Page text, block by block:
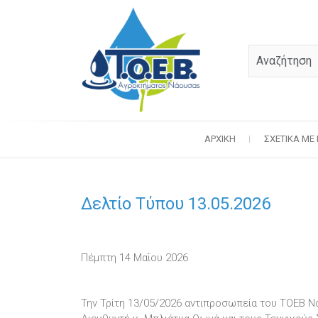
ΑΡΧΙΚΉ ΣΧΕΤΙΚΆ
Δελτίο Τύπου 13.05.2026
Πέμπτη 14 Μαΐου 2026
Την Τρίτη 13/05/2026 αντιπροσωπεία του